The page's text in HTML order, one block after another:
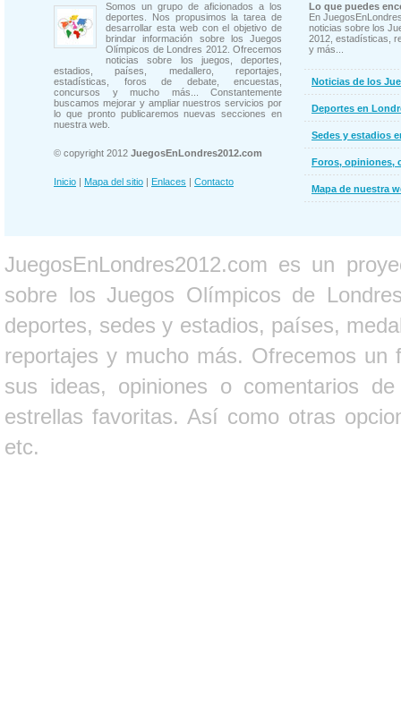
Somos un grupo de aficionados a los
deportes. Nos propusimos la tarea de
desarrollar esta web con el objetivo de
brindar información sobre los Juegos
Olímpicos de Londres 2012. Ofrecemos
noticias sobre los juegos, deportes,
estadios, países, medallero, reportajes,
estadísticas, foros de debate, encuestas,
concursos y mucho más... Constantemente
buscamos mejorar y ampliar nuestros servicios por
lo que pronto publicaremos nuevas secciones en
nuestra web.
© copyright 2012 JuegosEnLondres2012.com
Inicio | Mapa del sitio | Enlaces | Contacto
Lo que puedes
En
noticias sobre los
2012, estadísticas,
y más...
Noticias de los
Deportes en
Sedes y estadios
Foros, opiniones,
Mapa de nuestra
JuegosEnLondres2012.com es un
sobre los Juegos Olímpicos de
deportes, sedes y estadios, países,
reportajes y mucho más. Ofrecemos un
sus ideas, opiniones o comentarios
estrellas favoritas. Así como otras
etc.